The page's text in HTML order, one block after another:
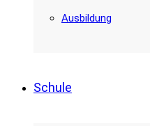
Ausbildung
Schule